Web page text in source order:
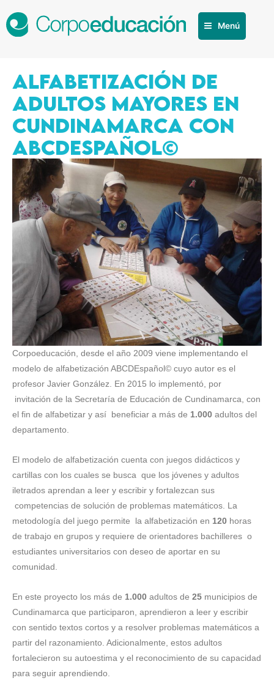
Menú
ALFABETIZACIÓN DE
ADULTOS MAYORES EN
CUNDINAMARCA CON
ABCDESPAÑOL©
Corpoeducación, desde el año 2009 viene implementando el
modelo de alfabetización ABCDEspañol© cuyo autor es el
profesor Javier González. En 2015 lo implementó, por
invitación de la Secretaría de Educación de Cundinamarca, con
el fin de alfabetizar y así beneficiar a más de 1.000 adultos del
departamento.
El modelo de alfabetización cuenta con juegos didácticos y
cartillas con los cuales se busca que los jóvenes y adultos
iletrados aprendan a leer y escribir y fortalezcan sus
competencias de solución de problemas matemáticos. La
metodología del juego permite la alfabetización en 120 horas
de trabajo en grupos y requiere de orientadores bachilleres o
estudiantes universitarios con deseo de aportar en su
comunidad.
En este proyecto los más de 1.000 adultos de 25 municipios de
Cundinamarca que participaron, aprendieron a leer y escribir
con sentido textos cortos y a resolver problemas matemáticos a
partir del razonamiento. Adicionalmente, estos adultos
fortalecieron su autoestima y el reconocimiento de su capacidad
para seguir aprendiendo.